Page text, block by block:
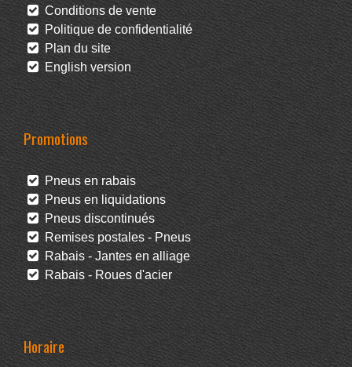
Conditions de vente
Politique de confidentialité
Plan du site
English version
Promotions
Pneus en rabais
Pneus en liquidations
Pneus discontinués
Remises postales - Pneus
Rabais - Jantes en alliage
Rabais - Roues d'acier
Horaire